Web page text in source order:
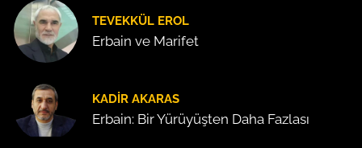
TEVEKKÜL EROL
Erbain ve Marifet
KADIR AKARAS
Erbain: Bir Yürüyüşten Daha Fazlası